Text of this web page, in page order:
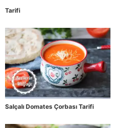
Tarifi
Salçalı Domates Çorbası Tarifi